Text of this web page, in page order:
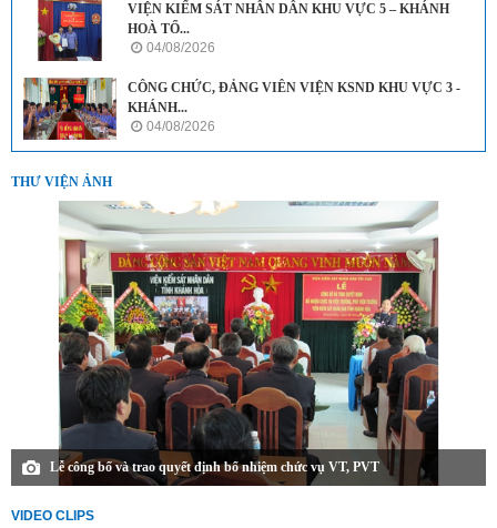
VIỆN KIỂM SÁT NHÂN DÂN KHU VỰC 5 – KHÁNH
HOÀ TỔ...
04/08/2026
CÔNG CHỨC, ĐẢNG VIÊN VIỆN KSND KHU VỰC 3 -
KHÁNH...
04/08/2026
THƯ VIỆN ẢNH
Lễ công bố và trao quyết định bổ nhiệm chức vụ VT, PVT
VIDEO CLIPS